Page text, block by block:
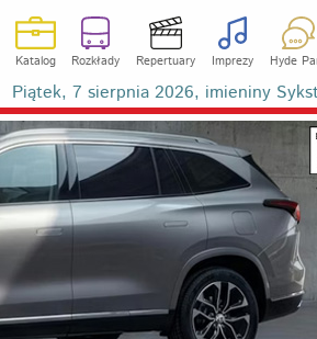
Katalog Rozkłady Repertuary Imprezy Hyde
Piątek, 7 sierpnia 2026, imieniny